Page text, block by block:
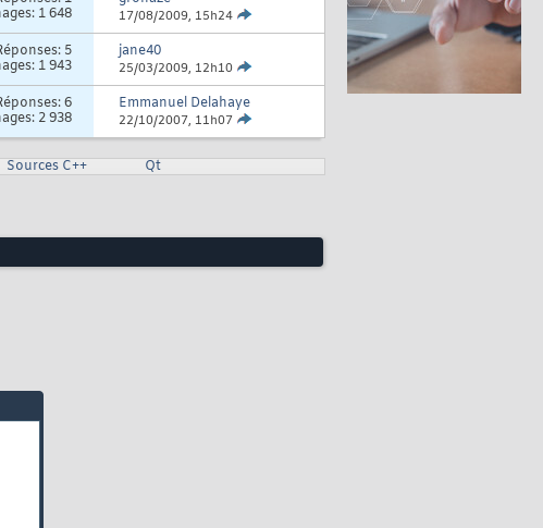
1 648
17/08/2009, 15h24
5
1 943
jane40
25/03/2009, 12h10
6
2 938
Emmanuel Delahaye
22/10/2007, 11h07
Sources C++ Qt